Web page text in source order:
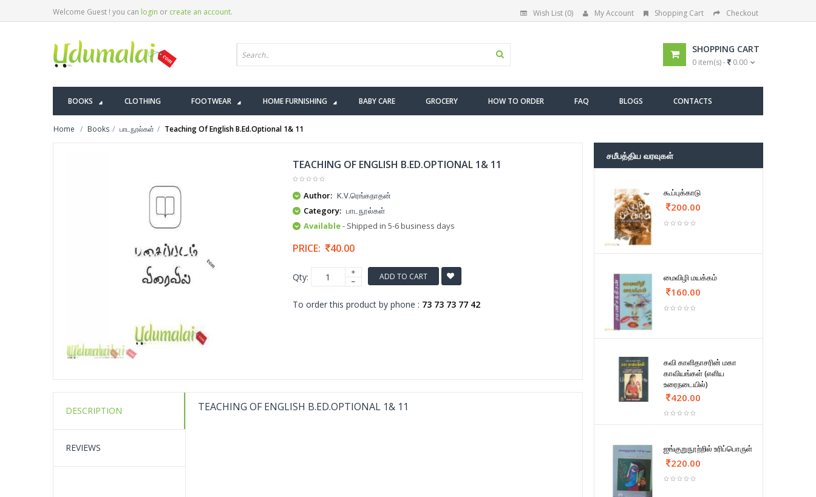
Welcome Guest ! you can login or create an account. Wish List (0) My Account Shopping Cart Checkout
SHOPPING CART
0 item(s) - 0.00
BOOKS CLOTHING FOOTWEAR HOME FURNISHING BABY CARE GROCERY HOW TO ORDER FAQ BLOGS CONTACTS
Home Books பாடநூல்கள் Teaching Of English B.Ed.Optional 1& 11
TEACHING OF ENGLISH B.ED.OPTIONAL 1& 11
Author: K.V.ரெங்கநாதன்
Category: பாடநூல்கள்
Available- Shipped in 5-6 business days
PRICE: 40.00
Qty: ADD TO CART
To order this product by phone : 73 73 73 77 42
DESCRIPTION
REVIEWS
TEACHING OF ENGLISH B.ED.OPTIONAL 1& 11
சமீபத்திய வரவுகள்
கூப்புக்காடு
200.00
மைவிழி மயக்கம்
160.00
கவி காளிதாசரின் மகா
காவியங்கள் (எளிய
உரைநடையில்)
420.00
ஐங்குறுநூற்றில் உரிப்பொருள்
220.00